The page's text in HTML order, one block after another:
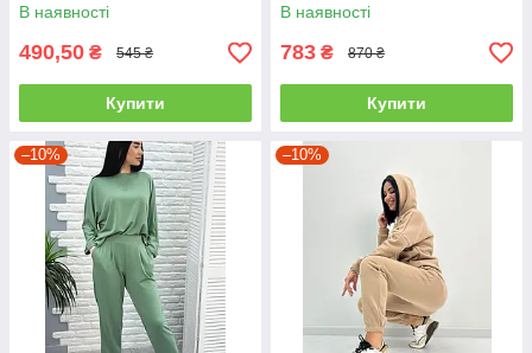
В наявності
490,50 ₴ 545 ₴
Купити
В наявності
783 ₴ 870 ₴
Купити
–10% –10%